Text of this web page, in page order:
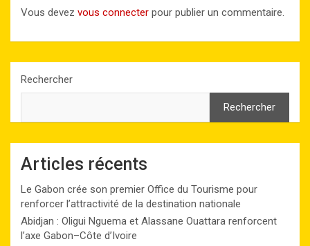
Vous devez vous connecter pour publier un commentaire.
Rechercher
Rechercher
Articles récents
Le Gabon crée son premier Office du Tourisme pour
renforcer l’attractivité de la destination nationale
Abidjan : Oligui Nguema et Alassane Ouattara renforcent
l’axe Gabon–Côte d’Ivoire